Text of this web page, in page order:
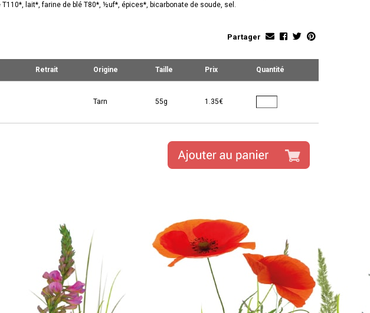
T110*, lait*, farine de blé T80*, ½uf*, épices*, bicarbonate de soude, sel.
Partager
Retrait Origine Taille Prix Quantité
Tarn 55g 1.35€